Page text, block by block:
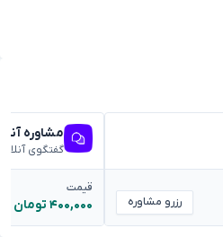
رزرو مشاوره
مشاوره
گفتگوی
قیمت
۴۰۰,۰۰۰ تومان